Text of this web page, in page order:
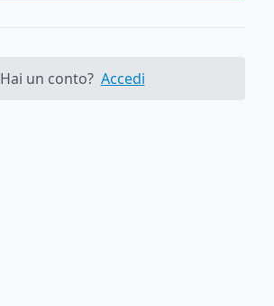
Hai un conto? Accedi